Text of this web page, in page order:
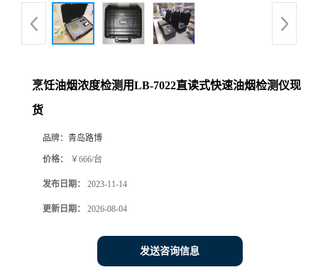
品
厅
烹饪油烟浓度检测用LB-7022直读式快速油烟检测仪现
货
品牌： 青岛路博
价格： ￥666/台
发布日期： 2023-11-14
更新日期： 2026-08-04
发送咨询信息